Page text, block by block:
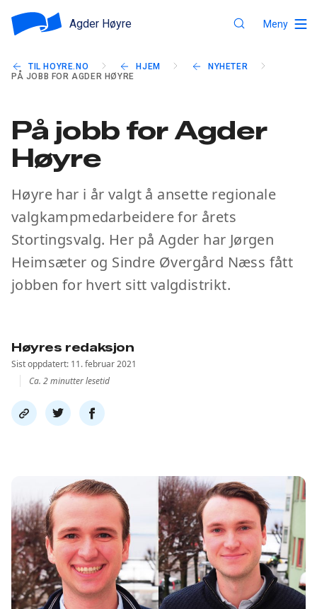
Agder Høyre Meny
TIL HOYRE.NO HJEM
NYHETER
PÅ JOBB FOR AGDER HØYRE
På jobb for Agder
Høyre
Høyre har i år valgt å ansette regionale
valgkampmedarbeidere for årets
Stortingsvalg. Her på Agder har Jørgen
Heimsæter og Sindre Øvergård Næss fått
jobben for hvert sitt valgdistrikt.
Høyres redaksjon
Sist oppdatert: 11. februar 2021
Ca. 2 minutter lesetid
Del
link
Del
på
Del
på